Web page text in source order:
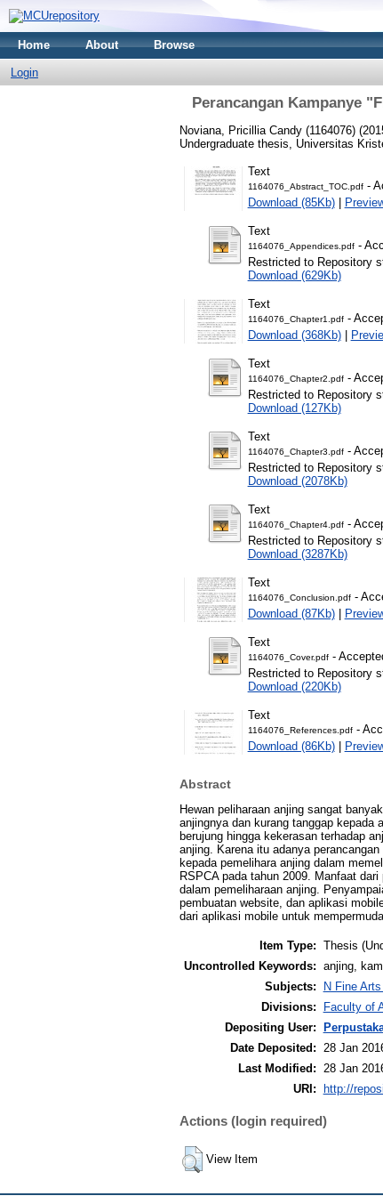
Home About Browse
Login
Perancangan Kampanye
Noviana, Pricillia Candy (1164076)
Undergraduate thesis, Universitas
Text
1164076_Abstract_TOC.pdf-
Download (85Kb)|
Text
1164076_Appendices.pdf-
Restricted to Repository
Download (629Kb)
Text
1164076_Chapter1.pdf-
Download (368Kb)|
Text
1164076_Chapter2.pdf-
Restricted to Repository
Download (127Kb)
Text
1164076_Chapter3.pdf-
Restricted to Repository
Download (2078Kb)
Text
1164076_Chapter4.pdf-
Restricted to Repository
Download (3287Kb)
Text
1164076_Conclusion.pdf-
Download (87Kb)|
Text
1164076_Cover.pdf-
Restricted to Repository
Download (220Kb)
Text
1164076_References.pdf-
Download (86Kb)|
Abstract
Hewan peliharaan anjing sangat
anjingnya dan kurang tanggap kepada
berujung hingga kekerasan terhadap
anjing. Karena itu adanya
kepada pemelihara anjing dalam
RSPCA pada tahun 2009. Manfaat
dalam pemeliharaan anjing.
pembuatan website, dan aplikasi
dari aplikasi mobile untuk
Item Type: Thesis
Uncontrolled Keywords: anjing,
Subjects:
N Fine
Divisions:
Faculty of
Depositing User:
Date Deposited:
28 Jan
Last Modified:
28 Jan
URI:
http://
Actions (login required)
View Item